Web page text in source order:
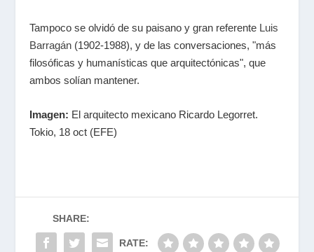
Tampoco se olvidó de su paisano y gran referente Luis
Barragán (1902-1988), y de las conversaciones, "más
filosóficas y humanísticas que arquitectónicas", que
ambos solían mantener.
Imagen: El arquitecto mexicano Ricardo Legorret.
Tokio, 18 oct (EFE)
SHARE:
RATE: